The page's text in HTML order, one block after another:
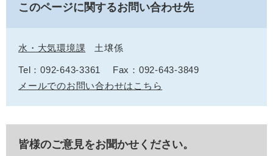
このページに関するお問い合わせ先
水・大気環境課 土壌係
Tel：092-643-3361
Fax：092-643-3849
メールでのお問い合わせはこちら
皆様のご意見をお聞かせください。